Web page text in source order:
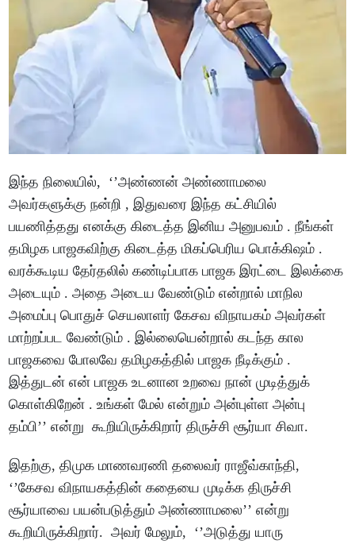
இந்த நிலையில், ‘’அண்ணன் அண்ணாமலை
அவர்களுக்கு நன்றி , இதுவரை இந்த கட்சியில்
பயணித்தது எனக்கு கிடைத்த இனிய அனுபவம் . நீங்கள்
தமிழக பாஜகவிற்கு கிடைத்த மிகப்பெரிய பொக்கிஷம் .
வரக்கூடிய தேர்தலில் கண்டிப்பாக பாஜக இரட்டை இலக்கை
அடையும் . அதை அடைய வேண்டும் என்றால் மாநில
அமைப்பு பொதுச் செயலாளர் கேசவ விநாயகம் அவர்கள்
மாற்றப்பட வேண்டும் . இல்லையென்றால் கடந்த கால
பாஜகவை போலவே தமிழகத்தில் பாஜக நீடிக்கும் .
இத்துடன் என் பாஜக உடனான உறவை நான் முடித்துக்
கொள்கிறேன் . உங்கள் மேல் என்றும் அன்புள்ள அன்பு
தம்பி’’ என்று கூறியிருக்கிறார் திருச்சி சூர்யா சிவா.
இதற்கு, திமுக மாணவரணி தலைவர் ராஜீவ்காந்தி,
‘’கேசவ விநாயகத்தின் கதையை முடிக்க திருச்சி
சூர்யாவை பயன்படுத்தும் அண்ணாமலை’’ என்று
கூறியிருக்கிறார். அவர் மேலும், ‘’அடுத்து யாரு